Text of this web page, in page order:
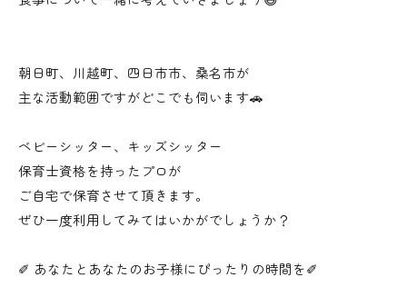
朝日町、川越町、四日市市、桑名市が
主な活動範囲ですがどこでも伺います🚗
ベビーシッター、キッズシッター
保育士資格を持ったプロが
ご自宅で保育させて頂きます。
ぜひ一度利用してみてはいかがでしょうか？
✐ あなたとあなたのお子様にぴったりの時間を✐